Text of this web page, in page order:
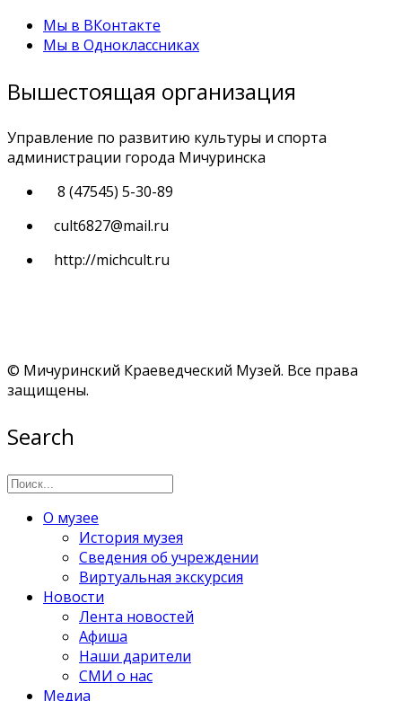
Мы в ВКонтакте
Мы в Одноклассниках
Вышестоящая организация
Управление по развитию культуры и спорта
администрации города Мичуринска
8 (47545) 5-30-89
cult6827@mail.ru
http://michcult.ru
© Мичуринский Краеведческий Музей. Все права
защищены.
Search
О музее
История музея
Сведения об учреждении
Виртуальная экскурсия
Новости
Лента новостей
Афиша
Наши дарители
СМИ о нас
Медиа